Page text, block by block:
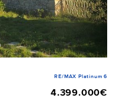
RE/MAX Platinum 6
4.399.000€